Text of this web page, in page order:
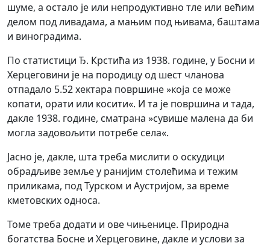
шуме, а остало је или непродуктивно тле или већим
делом под ливадама, а мањим под њивама, баштама
и виноградима.
По статистици Ђ. Крстића из 1938. године, у Босни и
Херцеговини је на породицу од шест чланова
отпадало 5.52 хектара површине »која се може
копати, орати или косити«. И та је површина и тада,
дакле 1938. године, сматрана »сувише малена да би
могла задовољити потребе села«.
Јасно је, дакле, шта треба мислити о оскудици
обрадљиве земље у ранијим столећима и тежим
приликама, под Турском и Аустријом, за време
кметовских односа.
Томе треба додати и ове чињенице. Природна
богатства Босне и Херцеговине, дакле и услови за